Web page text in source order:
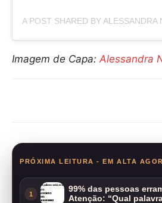
Imagem de Capa: Alessandra
PRÓXIMA LEITURA - EM ALTA
1
99% das pessoas
Atenção: “Qual